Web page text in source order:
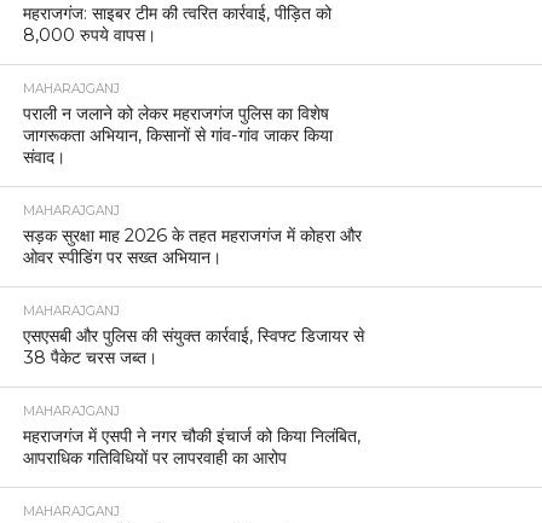
महराजगंज: साइबर टीम की त्वरित कार्रवाई, पीड़ित को
8,000 रुपये वापस।
MAHARAJGANJ
पराली न जलाने को लेकर महराजगंज पुलिस का विशेष
जागरूकता अभियान, किसानों से गांव-गांव जाकर किया
संवाद।
MAHARAJGANJ
सड़क सुरक्षा माह 2026 के तहत महराजगंज में कोहरा और
ओवर स्पीडिंग पर सख्त अभियान।
MAHARAJGANJ
एसएसबी और पुलिस की संयुक्त कार्रवाई, स्विफ्ट डिजायर से
38 पैकेट चरस जब्त।
MAHARAJGANJ
महराजगंज में एसपी ने नगर चौकी इंचार्ज को किया निलंबित,
आपराधिक गतिविधियों पर लापरवाही का आरोप
MAHARAJGANJ